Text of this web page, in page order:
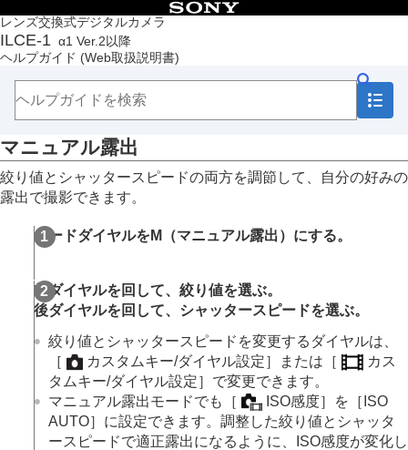
レンズ交換式デジタルカメラ
ILCE-1 α1 Ver.2以降
ヘルプガイド (Web取扱説明書)
目次
トップページ
ヘルプガイドの使いかた
本体と付属品を確認する
本機の基本操作
準備/基本的な撮影
MENU一覧から機能を探す
撮影機能を活用する
撮影モードを選ぶ
絞り優先
シャッタースピード優先
マニュアル露出
バルブ撮影
露出制御方式
オート/マニュアル切換設定
動画
：露出モード
スロー&クイックモーション：露出モード
マニュアル露出
絞り値とシャッタースピードの両方を調節して、自分の好みの
露出で撮影できます。
モードダイヤルを M （マニュアル露出）にする。
前ダイヤルを回して、絞り値を選ぶ。
後ダイヤルを回して、シャッタースピードを選ぶ。
絞り値とシャッタースピードを変更するダイヤルは、
［
カスタムキー/ダイヤル設定］ または ［
カス
タムキー/ダイヤル設定］ で変更できます。
マニュアル露出モードでも
［ ISO感度］ を ［ISO
AUTO］ に設定できます。調整した絞り値とシャッタ
ースピードで適正露出になるように、ISO感度が変化し